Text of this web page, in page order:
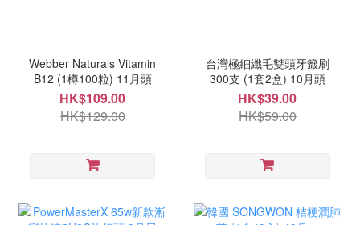
Webber Naturals Vitamin
B12 (1樽100粒) 11月頭
HK$109.00
HK$129.00
台灣極細纖毛雙頭牙籤刷
300支 (1套2盒) 10月頭
HK$39.00
HK$59.00